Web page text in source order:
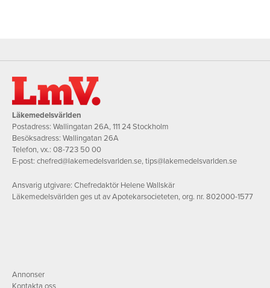
Läkemedelsvärlden
Postadress: Wallingatan 26A, 111 24 Stockholm
Besöksadress: Wallingatan 26A
Telefon, vx.: 08-723 50 00
E-post: chefred@lakemedelsvarlden.se,tips@lakemedelsvarlden.se
Ansvarig utgivare: Chefredaktör Helene Wallskär
Läkemedelsvärlden ges ut av Apotekarsocieteten, org. nr. 802000-1577
Annonser